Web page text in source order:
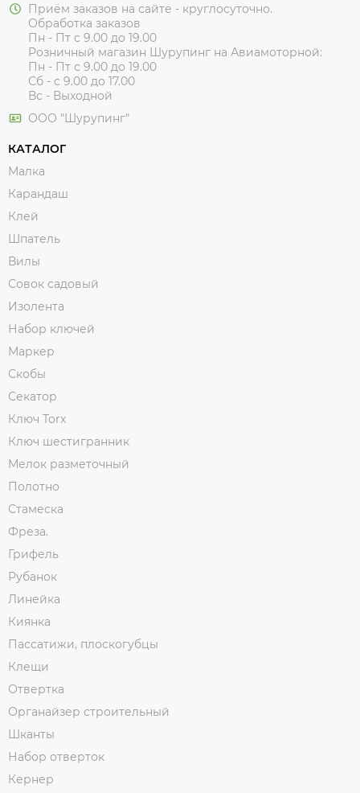
Приём заказов на сайте - круглосуточно.
Обработка заказов
Пн - Пт с 9.00 до 19.00
Розничный магазин Шурупинг на Авиамоторной:
Пн - Пт с 9.00 до 19.00
Сб - с 9.00 до 17.00
Вс - Выходной
ООО "Шурупинг"
КАТАЛОГ
Малка
Карандаш
Клей
Шпатель
Вилы
Совок садовый
Изолента
Набор ключей
Маркер
Скобы
Секатор
Ключ Torx
Ключ шестигранник
Мелок разметочный
Полотно
Стамеска
Фреза.
Грифель
Рубанок
Линейка
Киянка
Пассатижи, плоскогубцы
Клещи
Отвертка
Органайзер строительный
Шканты
Набор отверток
Кернер